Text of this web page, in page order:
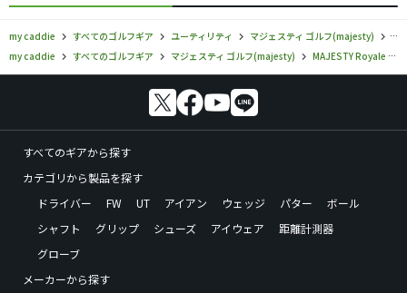
my caddie すべてのゴルフギア ユーティリティ マジェスティ ゴルフ(majesty)
マ
my caddie
すべてのゴルフギア マジェスティ ゴルフ(majesty) MAJESTY Royale
すべてのギアから探す
カテゴリから製品を探す
ドライバー
FW UT アイアン ウェッジ パター
ボール
シャフト
グリップ シューズ アイウェア
距離計測器
グローブ
メーカーから探す